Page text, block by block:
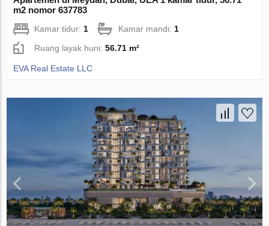
m2 nomor 637783
Kamar tidur: 1 Kamar mandi: 1
Ruang layak huni:56.71 m²
EVA Real Estate LLC